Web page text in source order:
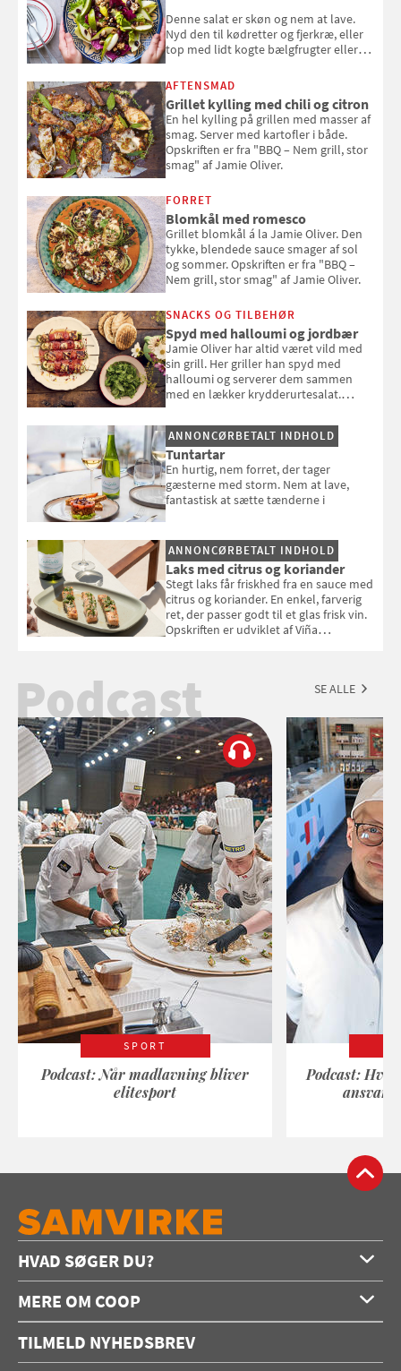
Denne salat er skøn og nem at lave.
Nyd den til kødretter og fjerkræ, eller
top med lidt kogte bælgfrugter eller
selvstændigt måltid. Opskriften er fra
Louisa Lorangs kogebog "Salat".
AFTENSMAD
Grillet kylling med chili og citron
En hel kylling på grillen med masser af
smag. Server med kartofler i både.
Opskriften er fra "BBQ – Nem grill, stor
smag" af Jamie Oliver.
FORRET
Blomkål med romesco
Grillet blomkål á la Jamie Oliver. Den
tykke, blendede sauce smager af sol
og sommer. Opskriften er fra "BBQ –
Nem grill, stor smag" af Jamie Oliver.
SNACKS OG TILBEHØR
Spyd med halloumi og jordbær
Jamie Oliver har altid været vild med
sin grill. Her griller han spyd med
halloumi og serverer dem sammen
med en lækker krydderurtesalat.
smag" af Jamie Oliver.
ANNONCØRBETALT INDHOLD
Tuntartar
En hurtig, nem forret, der tager
gæsterne med storm. Nem at lave,
fantastisk at sætte tænderne i
ANNONCØRBETALT INDHOLD
Laks med citrus og koriander
Stegt laks får friskhed fra en sauce med
citrus og koriander. En enkel, farverig
ret, der passer godt til et glas frisk vin.
Opskriften er udviklet af Viña
Podcast SE ALLE
SPORT
Podcast: Når madlavning bliver
elitesport
Podcast:
HVAD SØGER DU?
Opskrifter
Konkurrencer
MERE OM COOP
Annoncering
TILMELD NYHEDSBREV